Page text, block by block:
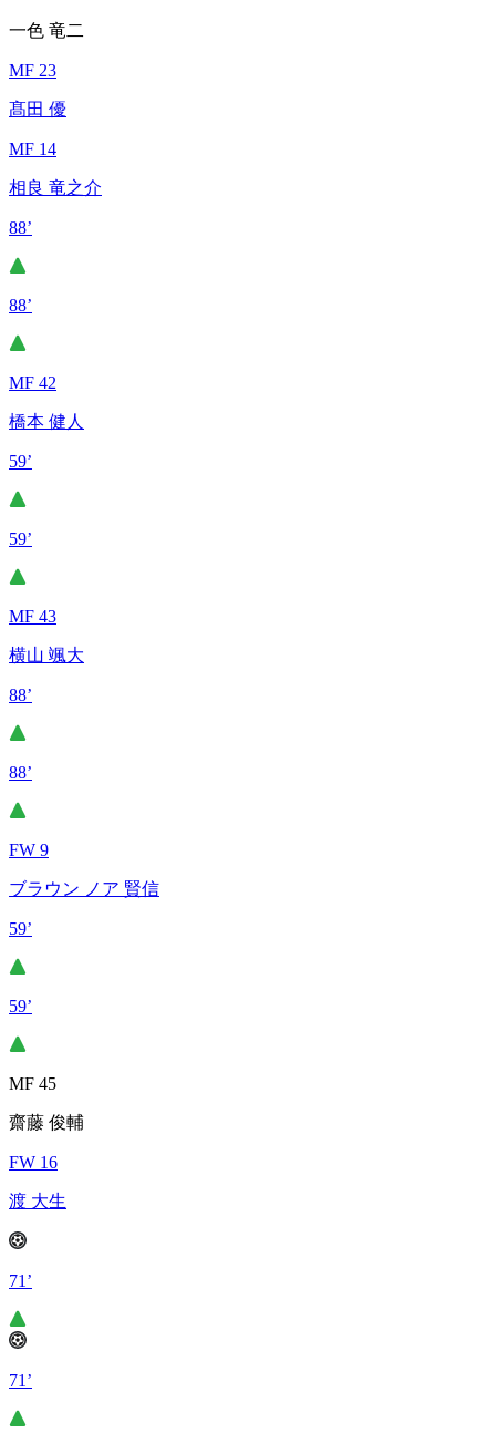
一色 竜二
MF 23
髙田 優
MF 14
相良 竜之介
88’
88’
MF 42
橋本 健人
59’
59’
MF 43
横山 颯大
88’
88’
FW 9
ブラウン ノア 賢信
59’
59’
MF 45
齋藤 俊輔
FW 16
渡 大生
71’
71’